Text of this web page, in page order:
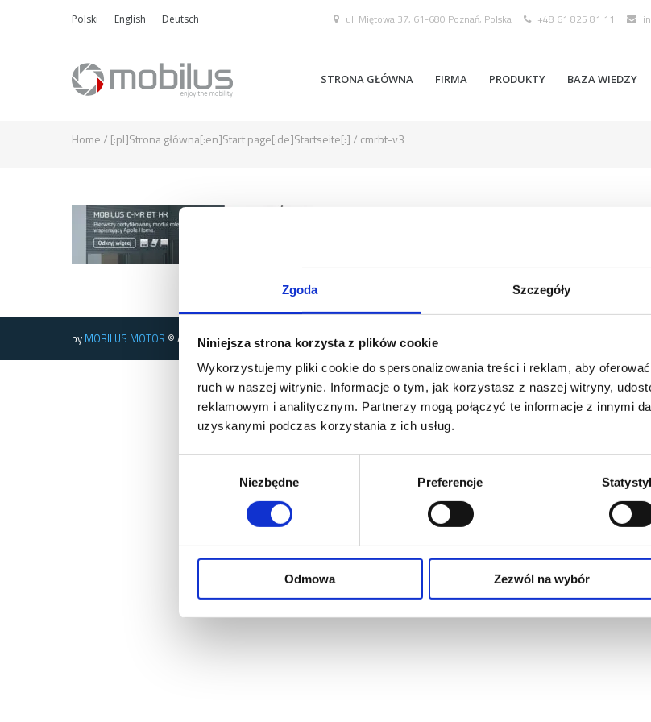
Zgoda Szczegóły
Niniejsza strona korzysta z plików cookie
Wykorzystujemy pliki cookie do spersonalizowania treści i reklam, aby
ruch w naszej witrynie. Informacje o tym, jak korzystasz z naszej witryny,
reklamowym i analitycznym. Partnerzy mogą połączyć te informacje z innymi
uzyskanymi podczas korzystania z ich usług.
Niezbędne Preferencje
Odmowa Zezwól na wybór
Polski English Deutsch ul. Miętowa 37, 61-680 Poznań, Polska +48 61 825 81 11
STRONA GŁÓWNA FIRMA PRODUKTY BAZA WIEDZY
Home/ [:pl]Strona główna[:en]Start page[:de]Startseite[:]/ cmrbt-v3
by MOBILUS MOTOR © All rights reserved